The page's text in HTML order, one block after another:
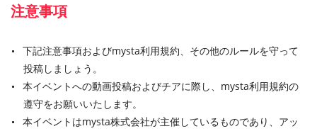
注意事項
下記注意事項およびmysta利用規約、その他のルールを守って
投稿しましょう。
本イベントへの動画投稿およびチアに際し、mysta利用規約の
遵守をお願いいたします。
本イベントはmysta株式会社が主催しているものであり、アッ